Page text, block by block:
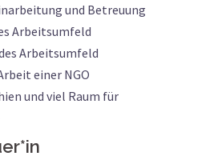
und Betreuung
Arbeitsumfeld
Arbeitsumfeld
einer NGO
und viel Raum für